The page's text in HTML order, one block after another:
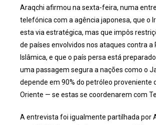
Araqchi afirmou na sexta-feira, numa
telefónica com a agência japonesa, que o
esta via estratégica, mas que impôs
de países envolvidos nos ataques contra a
Islâmica, e que o país persa está
uma passagem segura a nações como o
depende em 90% do petróleo proveniente
Oriente — se estas se coordenarem com
A entrevista foi igualmente partilhada por